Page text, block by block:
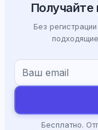
Получайте
Без
Бесплатно.